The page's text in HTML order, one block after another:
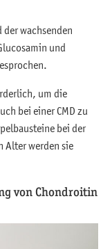
wachsenden
und
um die
bei einer CMD zu
bei der
Alter werden sie
von Chondroitin